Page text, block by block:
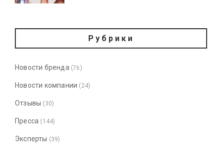
Рубрики
Новости бренда (76)
Новости компании (24)
Отзывы (30)
Пресса (144)
Эксперты (39)